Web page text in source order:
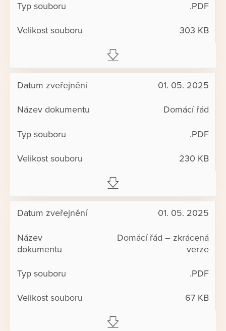
.PDF
303 KB
01. 05. 2025
Domácí řád
.PDF
230 KB
01. 05. 2025
Domácí řád – zkrácená
verze
.PDF
67 KB